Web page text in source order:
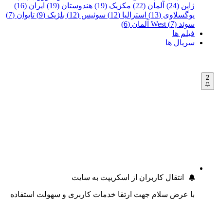
ژاپن (24)
آلمان (22) مکزیک (19) هندوستان (19)
ایران (16)
یوگسلاوی (13)
استرالیا (12) سوئیس (12) بلژیک (9)
تایوان (7)
سوئد (7)
West آلمان (6)
فیلم ها
سریال ها
2
انتقال کاربران از اسکریپت به سایت
با عرض سلام جهت ارتقا خدمات کاربری و سهولت استفاده